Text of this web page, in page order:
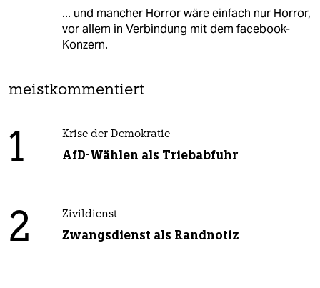
... und mancher Horror wäre einfach nur Horror,
vor allem in Verbindung mit dem facebook-
Konzern.
meistkommentiert
1 Krise der Demokratie
AfD-Wählen als Triebabfuhr
2 Zivildienst
Zwangsdienst als Randnotiz